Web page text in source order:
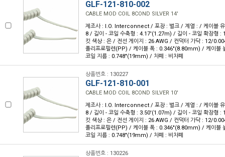
GLF-121-810-002
CABLE MOD COIL 8COND SILVER 14'
제조사 : I.O. Interconnect / 포장 : 벌크 / 계열 : / 케이블
8 / 길이 - 코일 수축형 : 4.17'(1.27m) / 길이 - 코일 확장형
킷 색상 : 은 / 전선 게이지 : 26 AWG / 컨덕터 가닥 : 12/
폴리프로필렌(PP) / 케이블 폭 : 0.346"(8.80mm) / 케이
코일 지름 : 0.748"(19mm) / 차폐 : 비차폐
상품번호 : 130227
GLF-121-810-001
CABLE MOD COIL 8COND SILVER 10'
제조사 : I.O. Interconnect / 포장 : 벌크 / 계열 : / 케이블
8 / 길이 - 코일 수축형 : 3.50'(1.07m) / 길이 - 코일 확장형
킷 색상 : 은 / 전선 게이지 : 26 AWG / 컨덕터 가닥 : 12/
폴리프로필렌(PP) / 케이블 폭 : 0.346"(8.80mm) / 케이
코일 지름 : 0.748"(19mm) / 차폐 : 비차폐
상품번호 : 130226